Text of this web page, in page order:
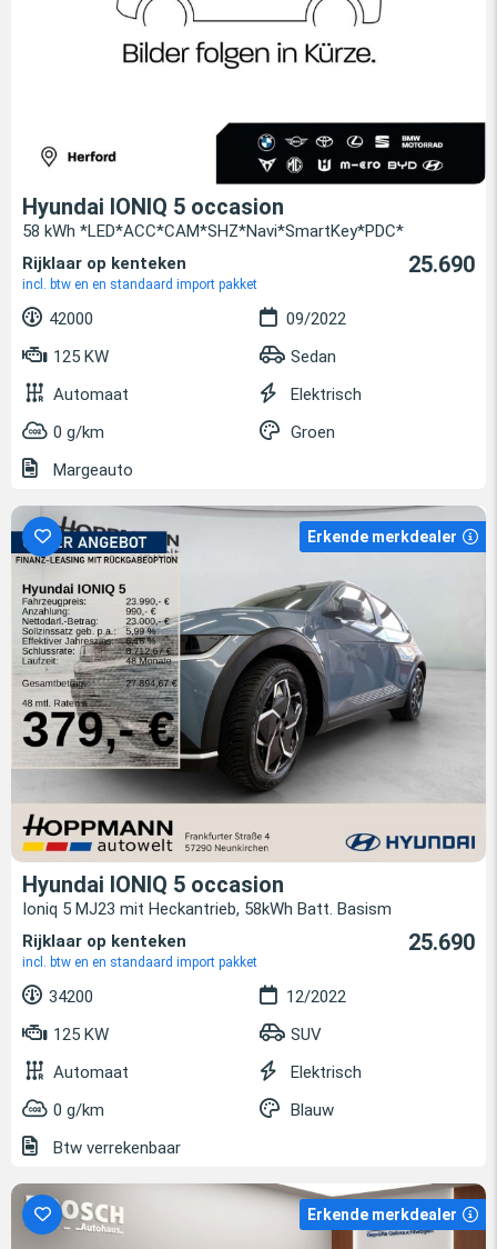
Hyundai IONIQ 5 occasion
58 kWh *LED*ACC*CAM*SHZ*Navi*SmartKey*PDC*
Rijklaar op kenteken
incl. btw en en standaard import pakket
25.690
42000
09/2022
125 KW
Sedan
Automaat
Elektrisch
0 g/km
Groen
Margeauto
Erkende merkdealer
Hyundai IONIQ 5 occasion
Ioniq 5 MJ23 mit Heckantrieb, 58kWh Batt. Basism
Rijklaar op kenteken
incl. btw en en standaard import pakket
25.690
34200
12/2022
125 KW
SUV
Automaat
Elektrisch
0 g/km
Blauw
Btw verrekenbaar
Erkende merkdealer